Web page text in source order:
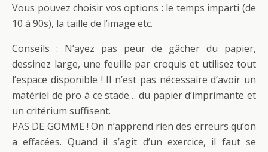
Vous pouvez choisir vos options : le temps imparti (de
10 à 90s), la taille de l’image etc.
Conseils : N’ayez pas peur de gâcher du papier,
dessinez large, une feuille par croquis et utilisez tout
l’espace disponible ! Il n’est pas nécessaire d’avoir un
matériel de pro à ce stade… du papier d’imprimante et
un critérium suffisent.
PAS DE GOMME ! On n’apprend rien des erreurs qu’on
a effacées. Quand il s’agit d’un exercice, il faut se